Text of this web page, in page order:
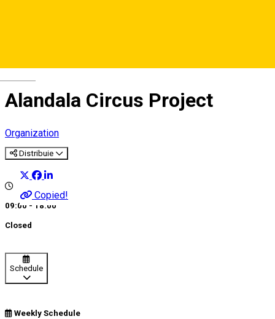
Alandala Circus Project
Organization
Distribuie
Copied!
09:00 - 18:00
Closed
Schedule
Weekly Schedule